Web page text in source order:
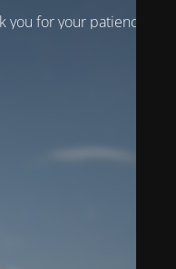
for your patience!